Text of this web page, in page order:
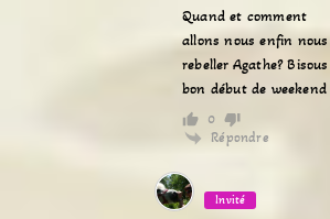
Quand et comment
allons nous enfin nous
rebeller Agathe? Bisous
bon début de weekend
0
Répondre
Invité